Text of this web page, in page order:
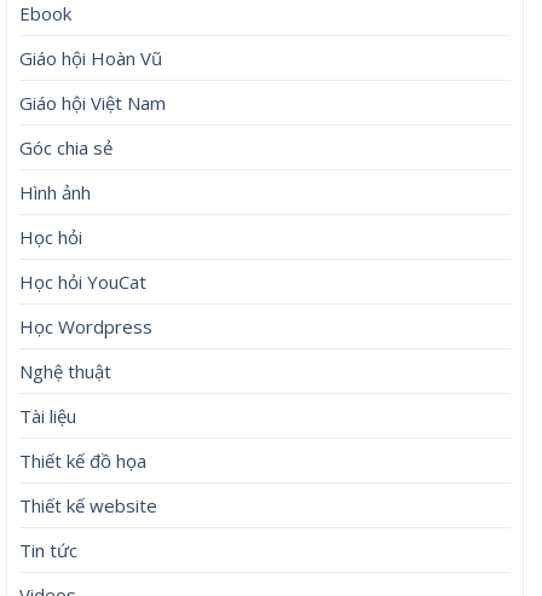
Ebook
Giáo hội Hoàn Vũ
Giáo hội Việt Nam
Góc chia sẻ
Hình ảnh
Học hỏi
Học hỏi YouCat
Học Wordpress
Nghệ thuật
Tài liệu
Thiết kế đồ họa
Thiết kế website
Tin tức